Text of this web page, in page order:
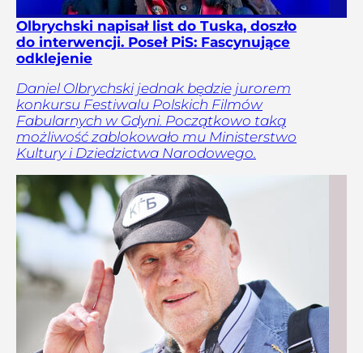
Olbrychski napisał list do Tuska, doszło
do interwencji. Poseł PiS: Fascynujące
odklejenie
Daniel Olbrychski jednak będzie jurorem
konkursu Festiwalu Polskich Filmów
Fabularnych w Gdyni. Początkowo taką
możliwość zablokowało mu Ministerstwo
Kultury i Dziedzictwa Narodowego.